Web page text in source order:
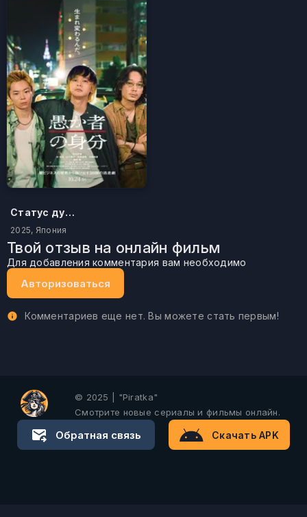
Статус дурака
2025, Япония
Твой отзыв на онлайн фильм
Для добавления комментария вам необходимо
Авторизоваться
Комментариев еще нет. Вы можете стать первым!
© 2025 | "Piratka"
Смотрите новые сериалы и фильмы онлайн.
Обратная связь Скачать APK